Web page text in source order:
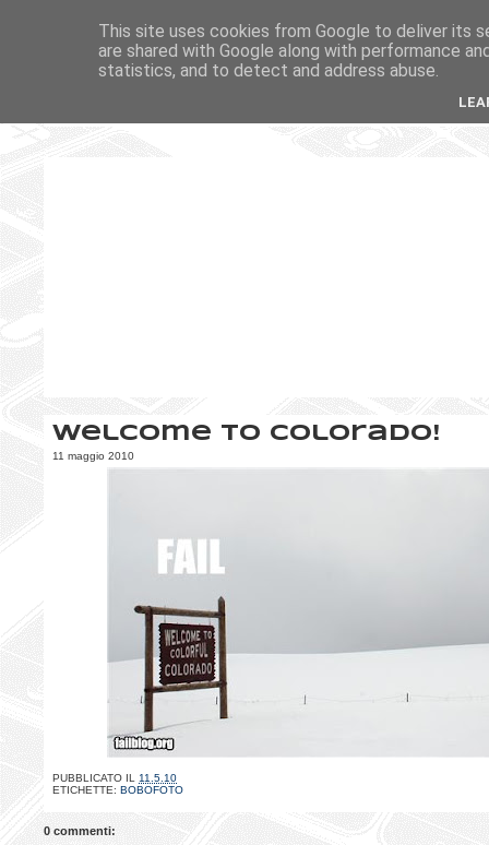
Welcome to Colorado!
11 maggio 2010
PUBBLICATO IL 11.5.10
ETICHETTE: BOBOFOTO
0 commenti:
This site uses cookies from Google to deliver its
are shared with Google along with performance
statistics, and to detect and address abuse.